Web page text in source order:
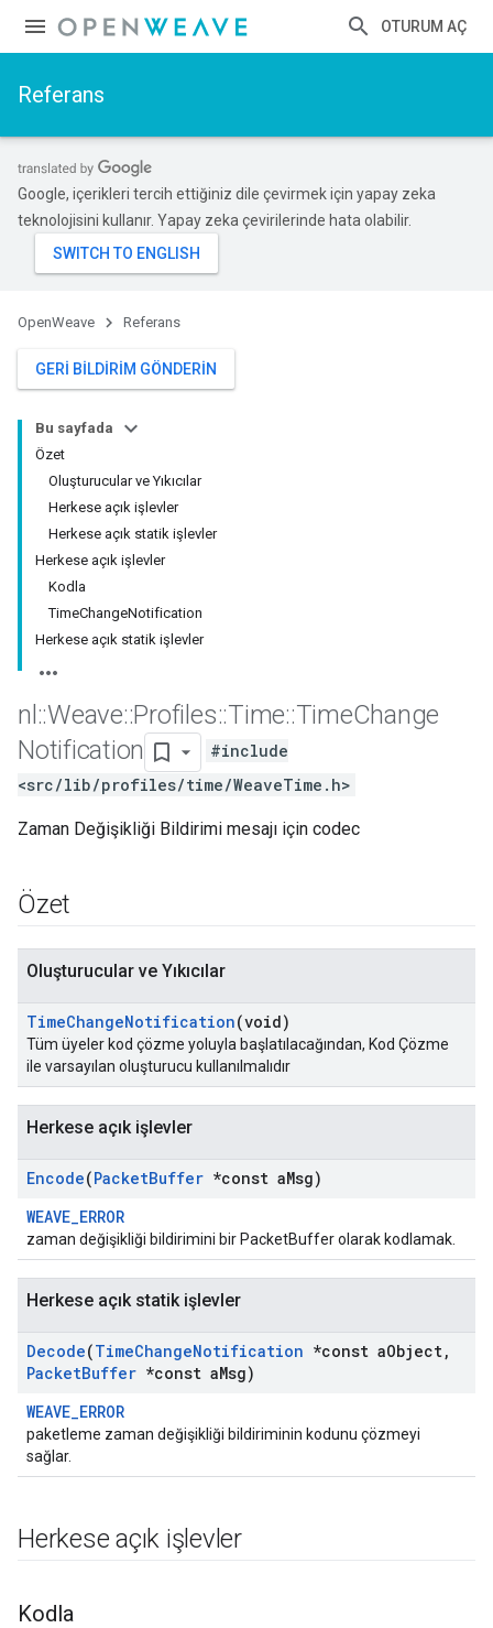
OTURUM AÇ
Referans
Google, içerikleri tercih ettiğiniz dile çevirmek için yapay zeka
teknolojisini kullanır. Yapay zeka çevirilerinde hata olabilir.
OpenWeave Referans
GERI BILDIRIM GÖNDERIN
Bu sayfada
Özet
Oluşturucular ve Yıkıcılar
Herkese açık işlevler
Herkese açık statik işlevler
Herkese açık işlevler
Kodla
TimeChangeNotification
Herkese açık statik işlevler
nl ::Weave::Profiles::Time::TimeChange
Notification
#include
<src/lib/profiles/time/WeaveTime.h>
Zaman Değişikliği Bildirimi mesajı için codec
Özet
Oluşturucular ve Yıkıcılar
TimeChangeNotification(void)
Tüm üyeler kod çözme yoluyla başlatılacağından, Kod Çözme
ile varsayılan oluşturucu kullanılmalıdır
Herkese açık işlevler
Encode(PacketBuffer *const aMsg)
WEAVE_ERROR
zaman değişikliği bildirimini bir PacketBuffer olarak kodlamak.
Herkese açık statik işlevler
Decode(TimeChangeNotification *const aObject,
PacketBuffer *const aMsg)
WEAVE_ERROR
paketleme zaman değişikliği bildiriminin kodunu çözmeyi
sağlar.
Herkese açık işlevler
Kodla